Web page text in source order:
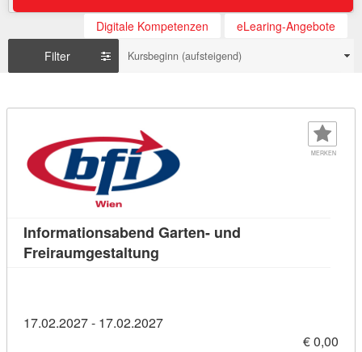
Digitale Kompetenzen
eLearing-Angebote
Filter
Kursbeginn (aufsteigend)
MERKEN
Informationsabend Garten- und
Freiraumgestaltung
17.02.2027 - 17.02.2027
€ 0,00